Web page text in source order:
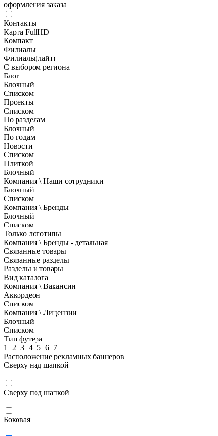
оформления заказа
Контакты
Карта FullHD
Компакт
Филиалы
Филиалы(лайт)
С выбором региона
Блог
Блочный
Списком
Проекты
Списком
По разделам
Блочный
По годам
Новости
Списком
Плиткой
Блочный
Компания \ Наши сотрудники
Блочный
Списком
Компания \ Бренды
Блочный
Списком
Только логотипы
Компания \ Бренды - детальная
Связанные товары
Связанные разделы
Разделы и товары
Вид каталога
Компания \ Вакансии
Аккордеон
Списком
Компания \ Лицензии
Блочный
Списком
Тип футера
1
2 3 4 5 6 7
Расположение рекламных баннеров
Сверху над шапкой
Сверху под шапкой
Боковая